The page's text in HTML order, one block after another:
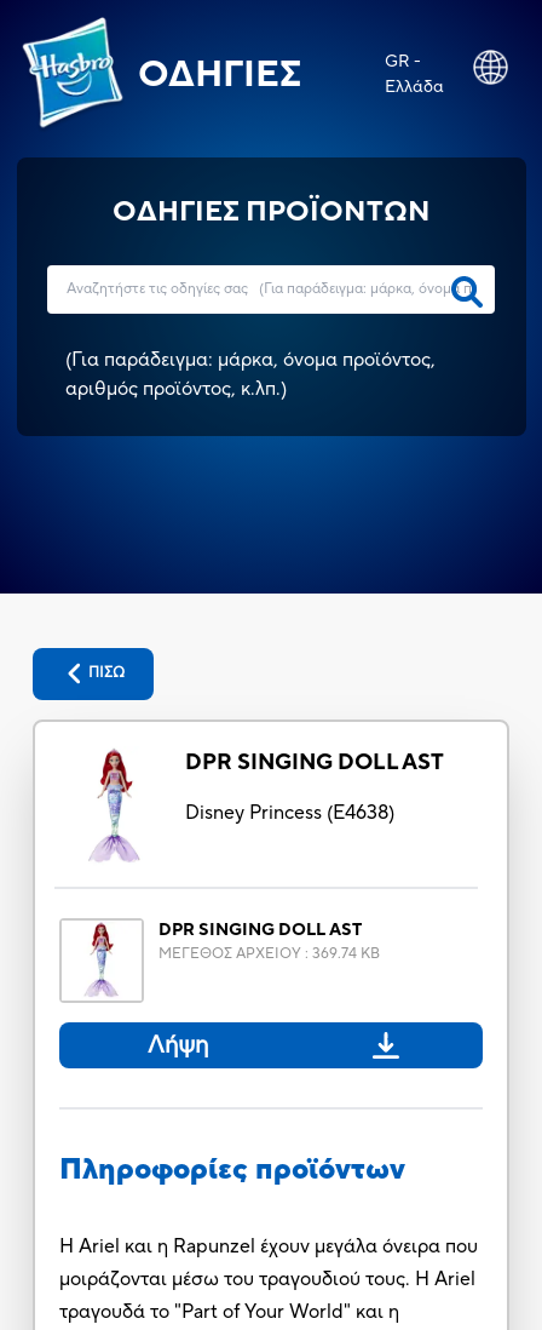
ΟΔΗΓΊΕΣ
GR -
Ελλάδα
ΟΔΗΓΙΕΣ ΠΡΟΪΟΝΤΩΝ
(Για παράδειγμα: μάρκα, όνομα προϊόντος,
αριθμός προϊόντος, κ.λπ.)
ΠΙΣΩ
DPR SINGING DOLL AST
Disney Princess(E4638)
DPR SINGING DOLL AST
ΜΕΓΕΘΟΣ ΑΡΧΕΙΟΥ: 369.74 KB
Λήψη
Πληροφορίες προϊόντων
Η Ariel και η Rapunzel έχουν μεγάλα όνειρα που
μοιράζονται μέσω του τραγουδιού τους. Η Ariel
τραγουδά το "Part of Your World" και η